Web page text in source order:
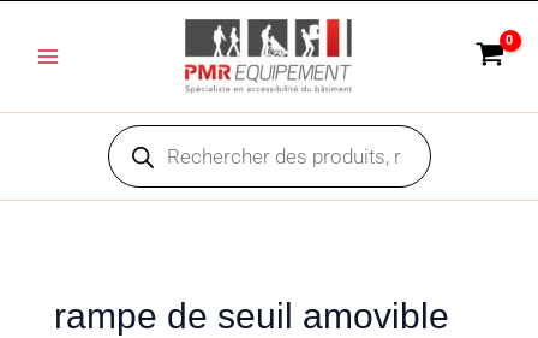
Menu
Recherche
de
produits
rampe de seuil amovible